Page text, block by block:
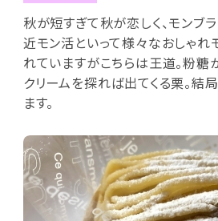
秋が短すぎて秋が恋しく、モンブ
近モン活といって様々なおしゃれ
れていますがこちらは王道。粉糖
クリームを探れば出てくる栗。結
ます。